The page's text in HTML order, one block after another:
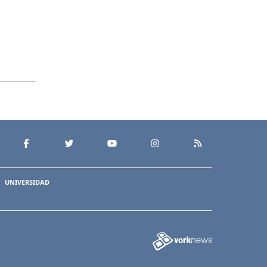
UNIVERSIDAD